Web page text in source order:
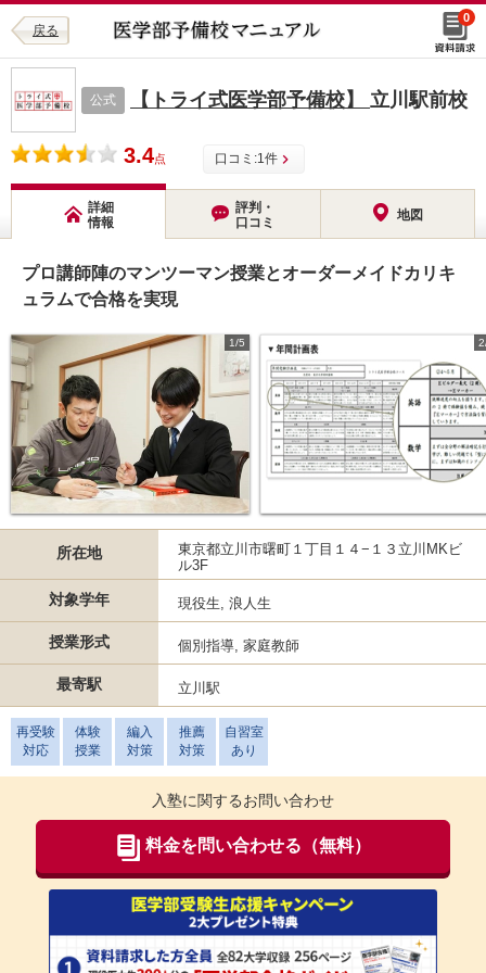
戻る
0
公式 【トライ式医学部予備校】 立川駅前校
3.4点 口コミ:1件
詳細
情報
評判・
口コミ
地図
プロ講師陣のマンツーマン授業とオーダーメイドカリキ
ュラムで合格を実現
1/5
所在地
東京都立川市曙町１丁目１４−１３立川MKビ
ル3F
対象学年 現役生, 浪人生
授業形式 個別指導, 家庭教師
最寄駅 立川駅
再受験
対応
体験
授業
編入
対策
推薦
対策
自習室
あり
入塾に関するお問い合わせ
料金を問い合わせる（無料）